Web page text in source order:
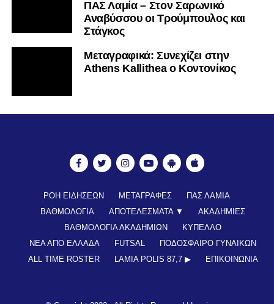
ΠΑΣ Λαμία – Στον Σαρωνικό
Αναβύσσου οι Τρούμπουλος και
Στάγκος
Mεταγραφικά: Συνεχίζει στην
Athens Kallithea ο Κοντονίκος
ΡΟΗ ΕΙΔΗΣΕΩΝ ΜΕΤΑΓΡΑΦΕΣ
ΠΑΣ ΛΑΜΙΑ
ΒΑΘΜΟΛΟΓΙΑ
ΑΠΟΤΕΛΕΣΜΑΤΑ ▼
ΑΚΑΔΗΜΙΕΣ
ΒΑΘΜΟΛΟΓΙΑ ΑΚΑΔΗΜΙΩΝ
ΚΥΠΕΛΛΟ
ΝΕΑ ΑΠΟ ΕΛΛΑΔΑ
FUTSAL
ΠΟΔΟΣΦΑΙΡΟ ΓΥΝΑΙΚΩΝ
ALL TIME ROSTER
LAMIA POLIS 87,7 ▶︎ ΕΠΙΚΟΙΝΩΝΊΑ